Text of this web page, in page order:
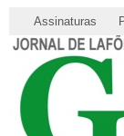
Assinaturas